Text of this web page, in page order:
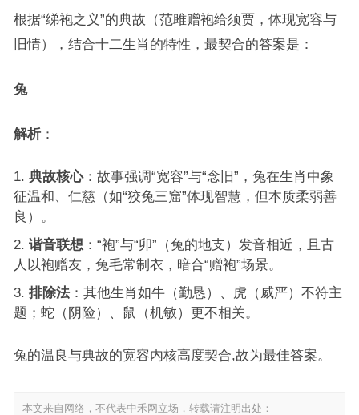
根据“绨袍之义”的典故（范雎赠袍给须贾，体现宽容与
旧情），结合十二生肖的特性，最契合的答案是：
兔
解析：
典故核心：故事强调“宽容”与“念旧”，兔在生肖中象
征温和、仁慈（如“狡兔三窟”体现智慧，但本质柔弱善
良）。
谐音联想 ：“袍”与“卯”（兔的地支）发音相近，且古
人以袍赠友，兔毛常制衣，暗合“赠袍”场景。
排除法：其他生肖如牛（勤恳）、虎（威严）不符主
题；蛇（阴险）、鼠（机敏）更不相关。
兔的温良与典故的宽容内核高度契合,故为最佳答案。
本文来自网络，不代表中禾网立场，转载请注明出处：